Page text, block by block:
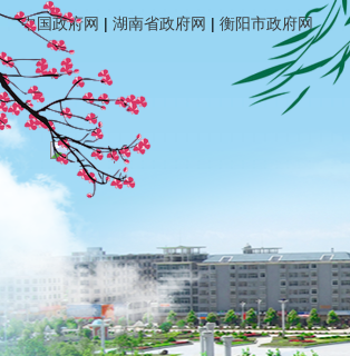
中国政府网 | 湖南省政府网 | 衡阳市政府网